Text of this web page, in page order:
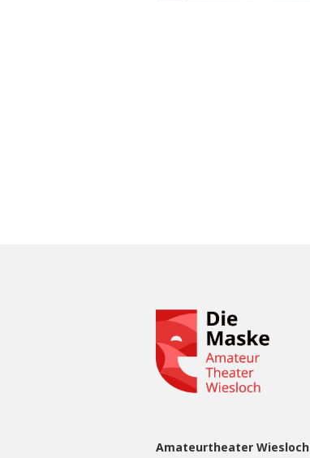
Amateurtheater Wiesloch